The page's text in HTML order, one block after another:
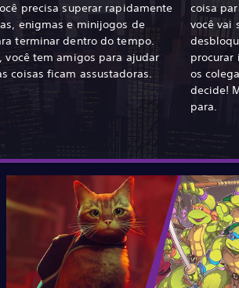
precisa superar rapidamente
enigmas e minijogos de
terminar dentro do tempo.
você tem amigos para ajudar
coisas ficam assustadoras.
coisa
você vai
procurar
os
decide!
para.